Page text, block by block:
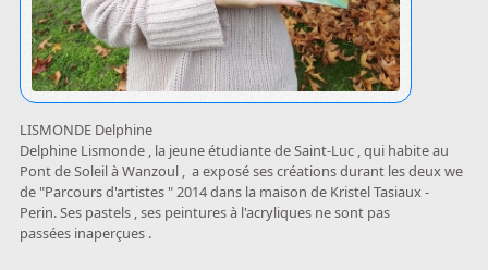
LISMONDE Delphine
Delphine Lismonde , la jeune étudiante de Saint-Luc , qui habite au
Pont de Soleil à Wanzoul , a exposé ses créations durant les deux we
de "Parcours d'artistes " 2014 dans la maison de Kristel Tasiaux -
Perin. Ses pastels , ses peintures à l'acryliques ne sont pas
passées inaperçues .